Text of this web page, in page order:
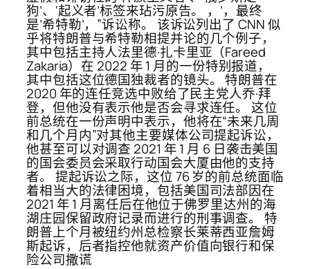
狗’、‘起义者’标签来玷污原告。 ，’，最终
是’希特勒’，”诉讼称。 该诉讼列出了 CNN 似
乎将特朗普与希特勒相提并论的几个例子，
其中包括主持人法里德·扎卡里亚（Fareed
Zakaria）在 2022 年 1 月的一份特别报道，
其中包括这位德国独裁者的镜头。 特朗普在
2020 年的连任竞选中败给了民主党人乔·拜
登，但他没有表示他是否会寻求连任。 这位
前总统在一份声明中表示，他将在“未来几周
和几个月内”对其他主要媒体公司提起诉讼，
他甚至可以对调查 2021 年 1 月 6 日袭击美国
的国会委员会采取行动国会大厦由他的支持
者。 提起诉讼之际，这位 76 岁的前总统面临
着相当大的法律困境，包括美国司法部因在
2021 年 1 月离任后在他位于佛罗里达州的海
湖庄园保留政府记录而进行的刑事调查。 特
朗普上个月被纽约州总检察长莱蒂西亚詹姆
斯起诉，后者指控他就资产价值向银行和保
险公司撒谎